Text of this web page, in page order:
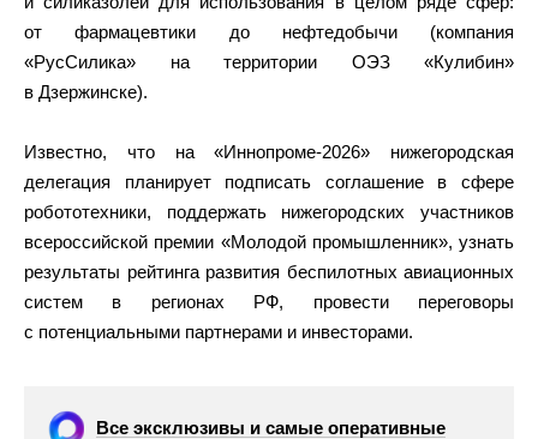
от фармацевтики до нефтедобычи (компания
«РусСилика» на территории ОЭЗ «Кулибин»
в Дзержинске).
Известно, что на «Иннопроме-2026» нижегородская
делегация планирует подписать соглашение в сфере
робототехники, поддержать нижегородских участников
всероссийской премии «Молодой промышленник», узнать
результаты рейтинга развития беспилотных авиационных
систем в регионах РФ, провести переговоры
с потенциальными партнерами и инвесторами.
Все эксклюзивы и самые оперативные